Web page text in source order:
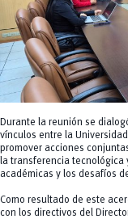
Durante la reunión se
vínculos entre la
promover acciones
la transferencia
académicas y los desafíos
Como resultado de este
con los directivos del